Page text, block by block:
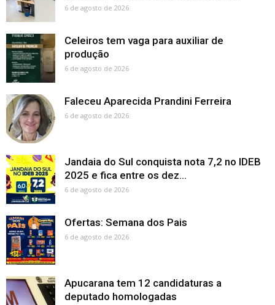
6 de agosto de 2026
Celeiros tem vaga para auxiliar de
produção
6 de agosto de 2026
Faleceu Aparecida Prandini Ferreira
6 de agosto de 2026
Jandaia do Sul conquista nota 7,2 no IDEB
2025 e fica entre os dez...
6 de agosto de 2026
Ofertas: Semana dos Pais
6 de agosto de 2026
Apucarana tem 12 candidaturas a
deputado homologadas